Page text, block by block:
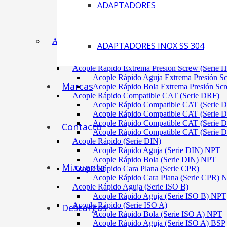
ADAPTADORES
ADAPTADORES INOX SS 304
Marcas
Contacto
Mi cuenta
Descargas
Acoplamiento Tipo Neumático Fenaflex (TYRE)
ACÓPLES RÁPIDOS
Acople Rápido Aguja Extrema Presión (Serie
Acople Rápido Extrema Presión Screw (Serie
Acople Rápido Aguja Extrema Presión
Acople Rápido Bola Extrema Presión
Acople Rápido Compatible CAT (Serie DRF)
Acople Rápido Compatible CAT (Serie
Acople Rápido Compatible CAT (Serie
Acople Rápido Compatible CAT (Serie
Acople Rápido Compatible CAT (Serie
Acople Rápido (Serie DIN)
Acople Rápido Aguja (Serie DIN) NPT
Acople Rápido Bola (Serie DIN) NPT
Acople Rápido Cara Plana (Serie CPR)
Acople Rápido Cara Plana (Serie CPR)
Acople Rápido Aguja (Serie ISO B)
Acople Rápido Aguja (Serie ISO B) NPT
Acople Rápido (Serie ISO A)
Acople Rápido Bola (Serie ISO A) NPT
Acople Rápido Aguja (Serie ISO A) BSP